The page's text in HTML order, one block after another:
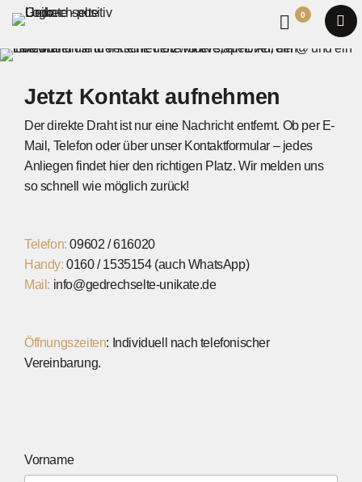
0
Jetzt Kontakt aufnehmen
Der direkte Draht ist nur eine Nachricht entfernt. Ob per E-
Mail, Telefon oder über unser Kontaktformular – jedes
Anliegen findet hier den richtigen Platz. Wir melden uns
so schnell wie möglich zurück!
Telefon: 09602 / 616020
Handy: 0160 / 1535154(auch WhatsApp)
Mail: info@gedrechselte-unikate.de
Öffnungszeiten: Individuell nach telefonischer
Vereinbarung.
Vorname